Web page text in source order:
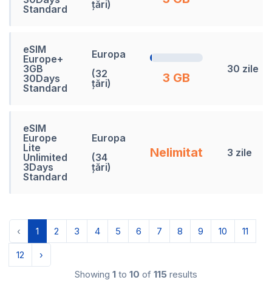
Standard
țări)
eSIM
Europe+
3GB
30Days
Standard
Europa
(32
țări)
3 GB
30 zile
eSIM
Europe
Lite
Unlimited
3Days
Standard
Europa
(34
țări)
Nelimitat 3 zile
‹ 1 2 3 4 5 6 7 8 9 10 11
12
›
Showing 1 to 10 of 115 results